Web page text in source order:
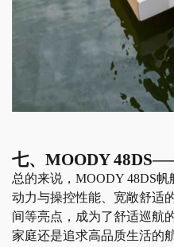
七、 MOODY
总的来说， MOODY 48DS帆
动力与操控性能、宽敞舒适
间等亮点，成为了舒适巡航
家庭还是追求高品质生活的